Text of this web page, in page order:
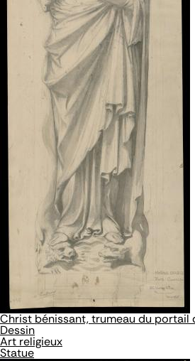
Christ bénissant, trumeau du portail
Dessin
Art religieux
Statue